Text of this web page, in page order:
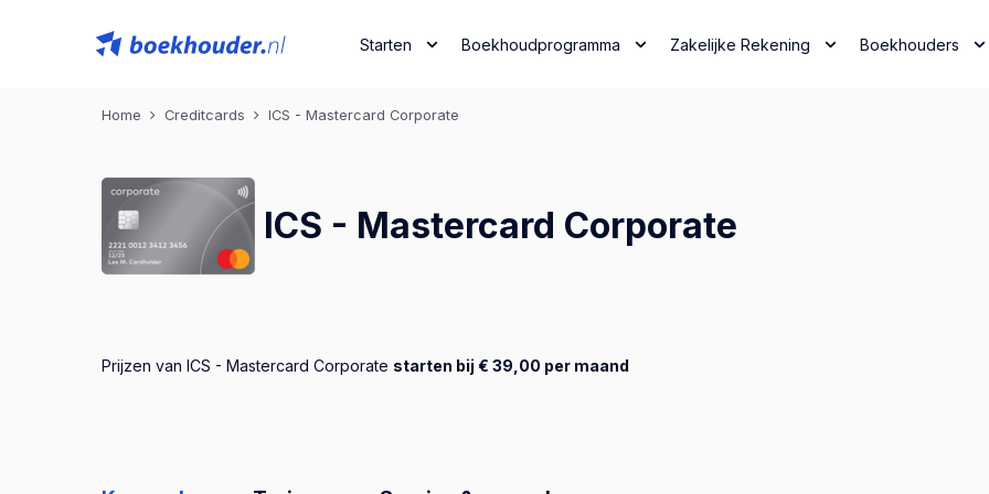
Starten Boekhoudprogramma Zakelijke Rekening Boekhouders
Home Creditcards ICS - Mastercard Corporate
ICS - Mastercard Corporate
Prijzen van ICS - Mastercard Corporate starten bij € 39,00 per maand